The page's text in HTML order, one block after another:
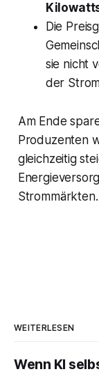
Die
sie nicht
der
Am Ende
Produzenten
gleichzeitig
Strommärkten.
WEITERLESEN
Wenn KI